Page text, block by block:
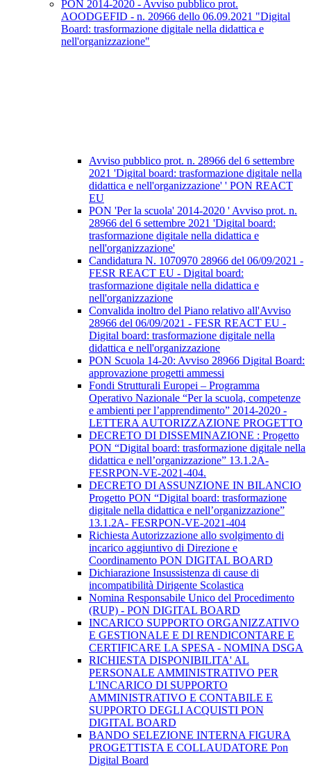
PON 2014-2020 - Avviso pubblico prot.
AOODGEFID - n. 20966 dello 06.09.2021 "Digital
Board: trasformazione digitale nella didattica e
nell'organizzazione"
Avviso pubblico prot. n. 28966 del 6 settembre
2021 'Digital board: trasformazione digitale nella
didattica e nell'organizzazione' ' PON REACT
EU
PON 'Per la scuola' 2014-2020 ' Avviso prot. n.
28966 del 6 settembre 2021 'Digital board:
trasformazione digitale nella didattica e
nell'organizzazione'
Candidatura N. 1070970 28966 del 06/09/2021 -
FESR REACT EU - Digital board:
trasformazione digitale nella didattica e
nell'organizzazione
Convalida inoltro del Piano relativo all'Avviso
28966 del 06/09/2021 - FESR REACT EU -
Digital board: trasformazione digitale nella
didattica e nell'organizzazione
PON Scuola 14-20: Avviso 28966 Digital Board:
approvazione progetti ammessi
Fondi Strutturali Europei – Programma
Operativo Nazionale “Per la scuola, competenze
e ambienti per l’apprendimento” 2014-2020 -
LETTERA AUTORIZZAZIONE PROGETTO
DECRETO DI DISSEMINAZIONE : Progetto
PON “Digital board: trasformazione digitale nella
didattica e nell’organizzazione” 13.1.2A-
FESRPON-VE-2021-404.
DECRETO DI ASSUNZIONE IN BILANCIO
Progetto PON “Digital board: trasformazione
digitale nella didattica e nell’organizzazione”
13.1.2A- FESRPON-VE-2021-404
Richiesta Autorizzazione allo svolgimento di
incarico aggiuntivo di Direzione e
Coordinamento PON DIGITAL BOARD
Dichiarazione Insussistenza di cause di
incompatibilità Dirigente Scolastica
Nomina Responsabile Unico del Procedimento
(RUP) - PON DIGITAL BOARD
INCARICO SUPPORTO ORGANIZZATIVO
E GESTIONALE E DI RENDICONTARE E
CERTIFICARE LA SPESA - NOMINA DSGA
RICHIESTA DISPONIBILITA' AL
PERSONALE AMMINISTRATIVO PER
L'INCARICO DI SUPPORTO
AMMINISTRATIVO E CONTABILE E
SUPPORTO DEGLI ACQUISTI PON
DIGITAL BOARD
BANDO SELEZIONE INTERNA FIGURA
PROGETTISTA E COLLAUDATORE Pon
Digital Board